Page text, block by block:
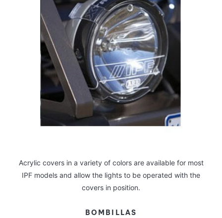
Acrylic covers in a variety of colors are available for most
IPF models and allow the lights to be operated with the
covers in position.
BOMBILLAS